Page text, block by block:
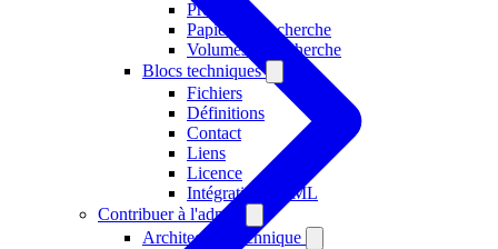
Projets
Papiers de recherche
Volumes de recherche
Blocs techniques
Fichiers
Définitions
Contact
Liens
Licence
Intégration HTML
Contribuer à l'admin
Architecture technique